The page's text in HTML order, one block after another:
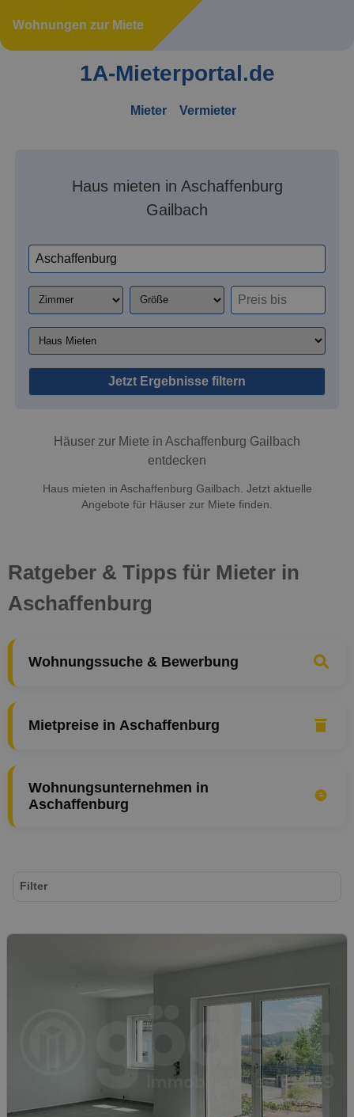
Wohnungen zur Miete
1A-Mieterportal.de
Mieter Vermieter
Haus mieten in Aschaffenburg
Gailbach
Jetzt Ergebnisse filtern
Häuser zur Miete in Aschaffenburg Gailbach
entdecken
Haus mieten in Aschaffenburg Gailbach. Jetzt aktuelle
Angebote für Häuser zur Miete finden.
Ratgeber & Tipps für Mieter in
Aschaffenburg
Wohnungssuche & Bewerbung
Mietpreise in Aschaffenburg
Wohnungsunternehmen in
Aschaffenburg
Filter